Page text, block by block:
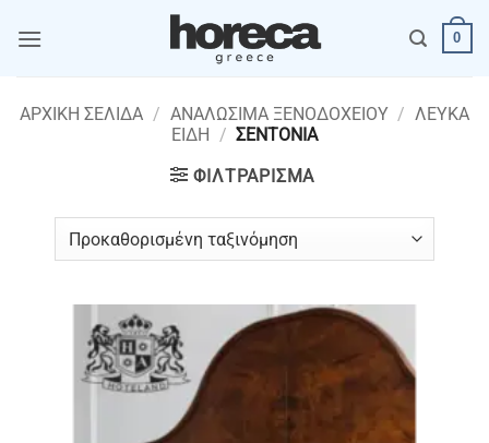
στο
0
ΑΡΧΙΚΉ ΣΕΛΊΔΑ / ΑΝΑΛΩΣΙΜΑ ΞΕΝΟΔΟΧΕΙΟΥ / ΛΕΥΚΑ
ΕΙΔΗ / ΣΕΝΤΟΝΙΑ
ΦΙΛΤΡΆΡΙΣΜΑ